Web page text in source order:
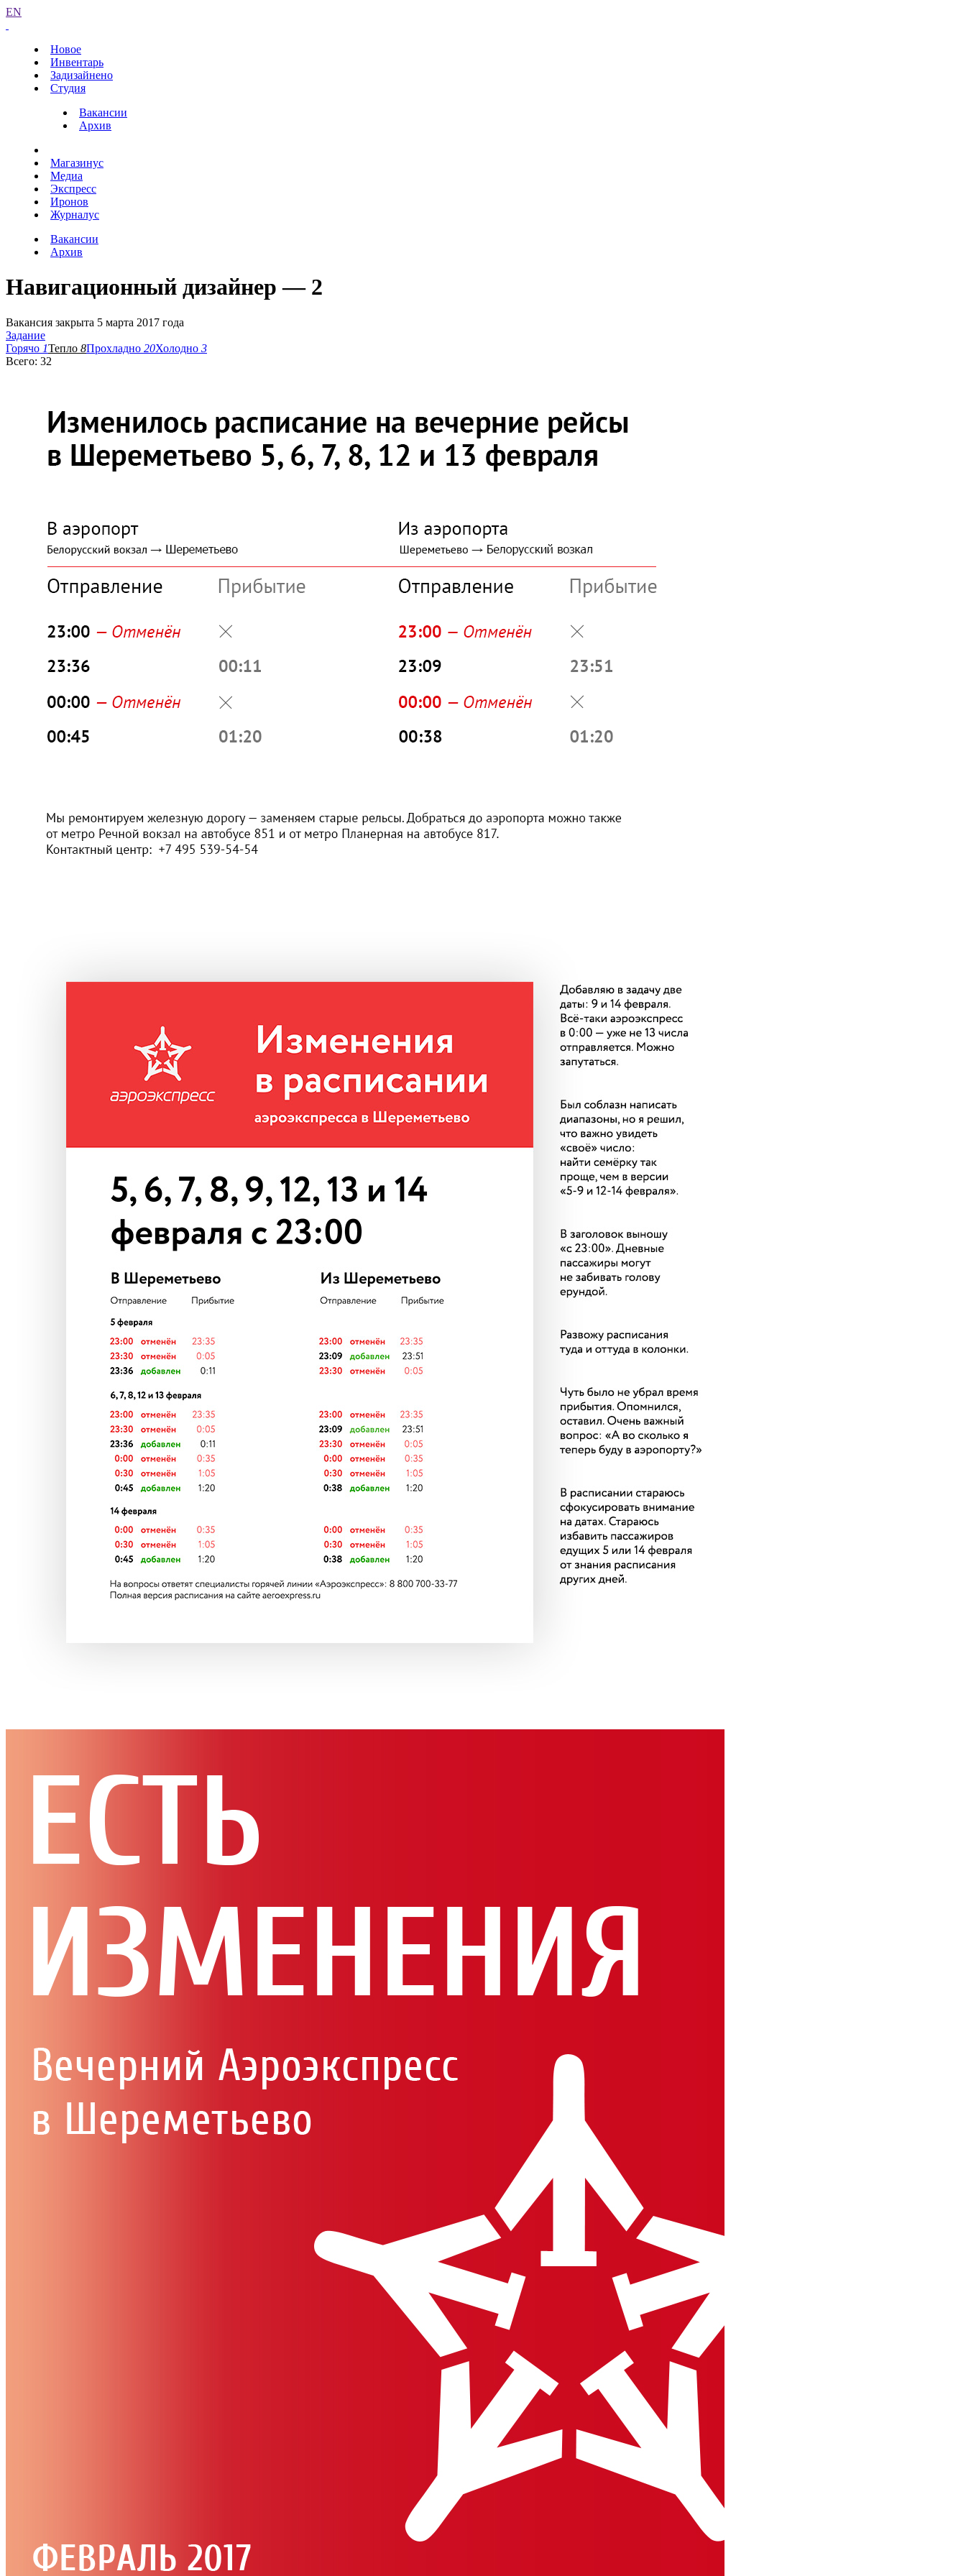
EN
Новое
Инвентарь
Задизайнено
Студия
Вакансии
Архив
Магазинус
Медиа
Экспресс
Иронов
Журналус
Вакансии
Архив
Навигационный дизайнер — 2
Вакансия закрыта 5 марта 2017 года
Задание
Горячо 1Тепло 8Прохладно 20Холодно 3
Всего: 32